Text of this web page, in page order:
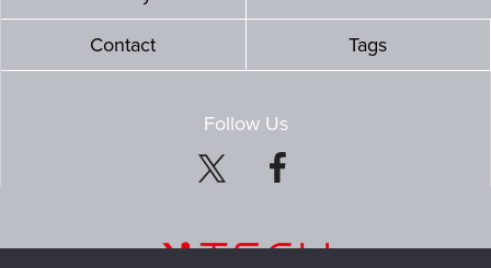
Contact Tags
Follow Us